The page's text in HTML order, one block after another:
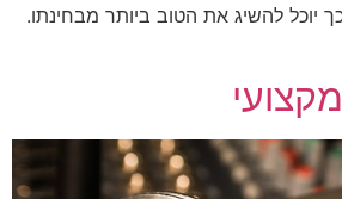
יוכל להשיג את הטוב ביותר מבחינתו.